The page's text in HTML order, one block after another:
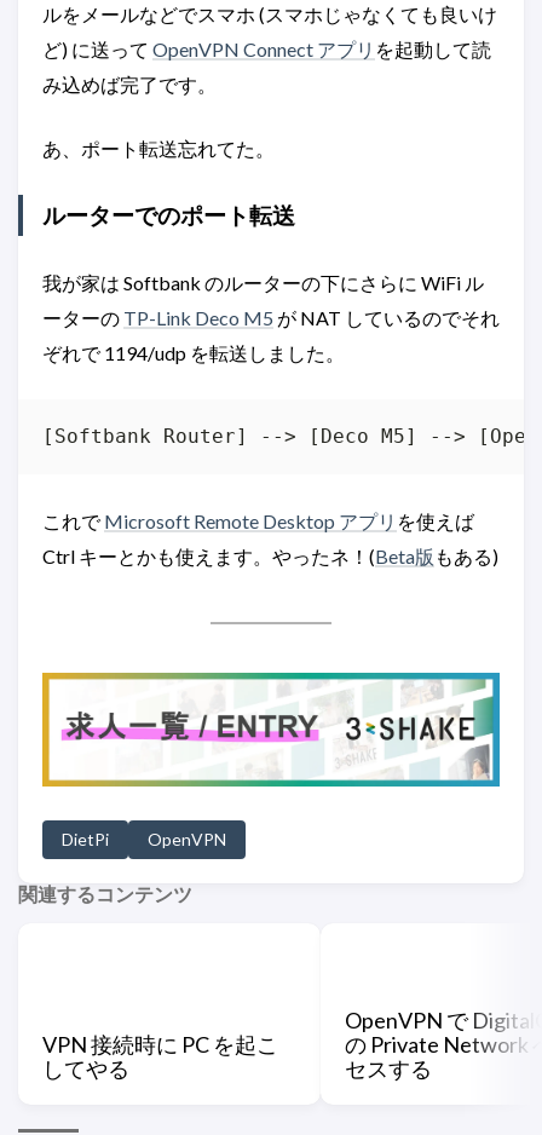
ルをメールなどでスマホ (スマホじゃなくても良いけ
ど) に送って OpenVPN Connect アプリ を起動して読
み込めば完了です。
あ、ポート転送忘れてた。
ルーターでのポート転送
我が家は Softbank のルーターの下にさらに WiFi ル
ーターの TP-Link Deco M5 が NAT しているのでそれ
ぞれで 1194/udp を転送しました。
[Softbank Router] --> [Deco M5] -->
これでMicrosoft Remote Desktop アプリ を使えば
Ctrl キーとかも使えます。やったネ！(Beta版 もある)
DietPi OpenVPN
関連するコンテンツ
VPN 接続時に PC を起こ
してやる
OpenVPN で
の Private Network
セスする